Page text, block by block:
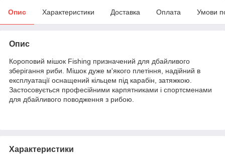
Опис Характеристики Доставка Оплата Умови
Опис
Короповий мішок Fishing призначений для дбайливого
зберігання риби. Мішок дуже м'якого плетіння, надійний в
експлуатації оснащений кільцем під карабін, затяжкою.
Застосовується професійними карпятниками і спортсменами
для дбайливого поводження з рибою.
Характеристики